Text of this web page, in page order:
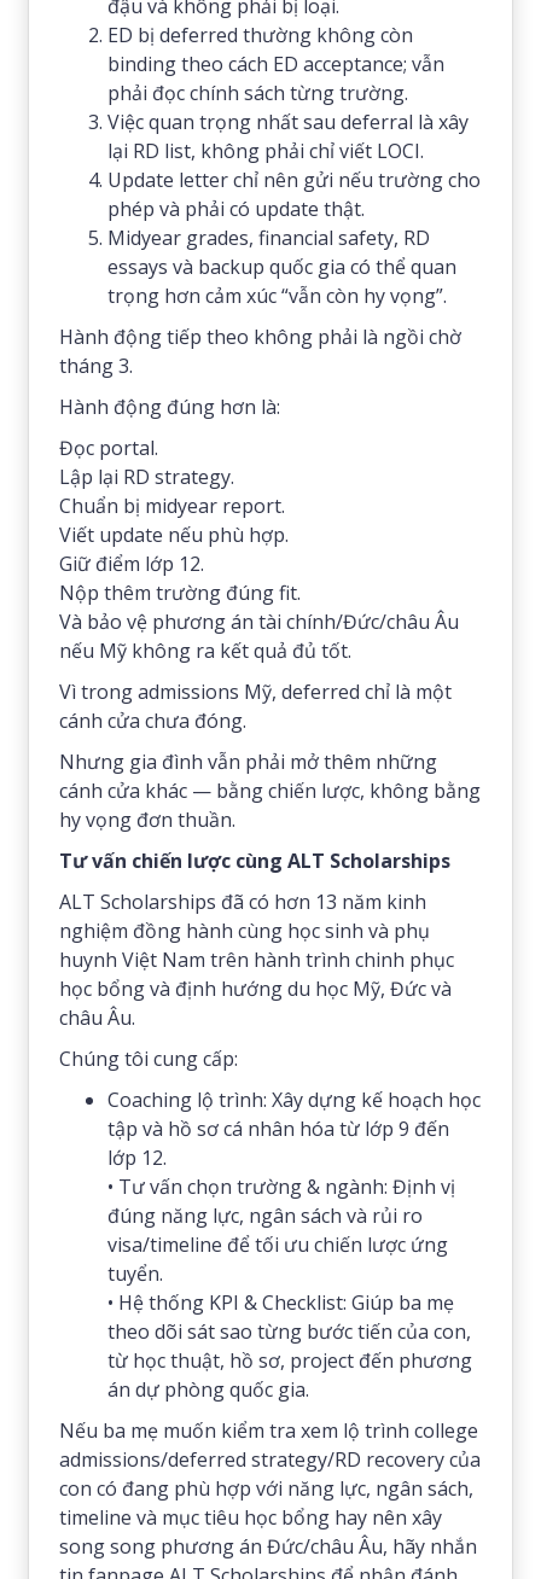
đậu và không phải bị loại.
ED bị deferred thường không còn
binding theo cách ED acceptance; vẫn
phải đọc chính sách từng trường.
Việc quan trọng nhất sau deferral là xây
lại RD list, không phải chỉ viết LOCI.
Update letter chỉ nên gửi nếu trường cho
phép và phải có update thật.
Midyear grades, financial safety, RD
essays và backup quốc gia có thể quan
trọng hơn cảm xúc “vẫn còn hy vọng”.
Hành động tiếp theo không phải là ngồi chờ
tháng 3.
Hành động đúng hơn là:
Đọc portal.
Lập lại RD strategy.
Chuẩn bị midyear report.
Viết update nếu phù hợp.
Giữ điểm lớp 12.
Nộp thêm trường đúng fit.
Và bảo vệ phương án tài chính/Đức/châu Âu
nếu Mỹ không ra kết quả đủ tốt.
Vì trong admissions Mỹ, deferred chỉ là một
cánh cửa chưa đóng.
Nhưng gia đình vẫn phải mở thêm những
cánh cửa khác — bằng chiến lược, không bằng
hy vọng đơn thuần.
Tư vấn chiến lược cùng ALT Scholarships
ALT Scholarships đã có hơn 13 năm kinh
nghiệm đồng hành cùng học sinh và phụ
huynh Việt Nam trên hành trình chinh phục
học bổng và định hướng du học Mỹ, Đức và
châu Âu.
Chúng tôi cung cấp:
Coaching lộ trình: Xây dựng kế hoạch học
tập và hồ sơ cá nhân hóa từ lớp 9 đến
lớp 12.
• Tư vấn chọn trường & ngành: Định vị
đúng năng lực, ngân sách và rủi ro
visa/timeline để tối ưu chiến lược ứng
tuyển.
• Hệ thống KPI & Checklist: Giúp ba mẹ
theo dõi sát sao từng bước tiến của con,
từ học thuật, hồ sơ, project đến phương
án dự phòng quốc gia.
Nếu ba mẹ muốn kiểm tra xem lộ trình college
admissions/deferred strategy/RD recovery của
con có đang phù hợp với năng lực, ngân sách,
timeline và mục tiêu học bổng hay nên xây
song song phương án Đức/châu Âu, hãy nhắn